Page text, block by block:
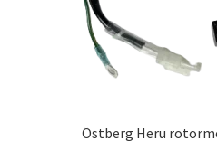
Östberg Heru